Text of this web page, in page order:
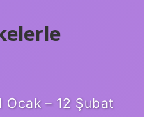
Ocak – 12 Şubat